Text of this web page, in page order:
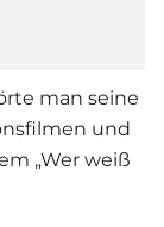
man seine
und
„Wer weiß